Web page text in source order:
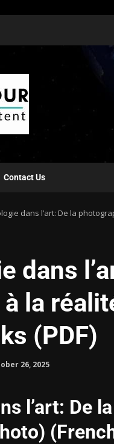
Contact Us
dans l’art: De la
dans
la
(PDF)
26, 2025
l’art: De